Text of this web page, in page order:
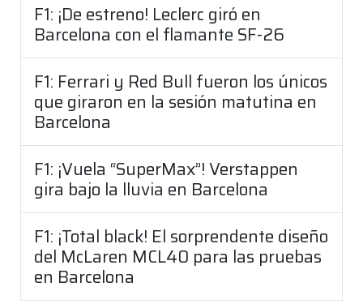
F1: ¡De estreno! Leclerc giró en
Barcelona con el flamante SF-26
F1: Ferrari y Red Bull fueron los únicos
que giraron en la sesión matutina en
Barcelona
F1: ¡Vuela “SuperMax”! Verstappen
gira bajo la lluvia en Barcelona
F1: ¡Total black! El sorprendente diseño
del McLaren MCL40 para las pruebas
en Barcelona